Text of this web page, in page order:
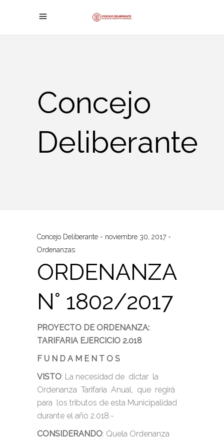
Concejo
Deliberante
Concejo Deliberante
noviembre 30, 2017
Ordenanzas
ORDENANZA
N° 1802/2017
PROYECTO DE ORDENANZA:
TARIFARIA EJERCICIO 2.018
F U N D A M E N T O S
VISTO: La necesidad de dictar la
Ordenanza Tarifaria Anual, que regirá
para los tributos de esta Municipalidad
durante el año 2.018.-
CONSIDERANDO: Quela Ordenanza